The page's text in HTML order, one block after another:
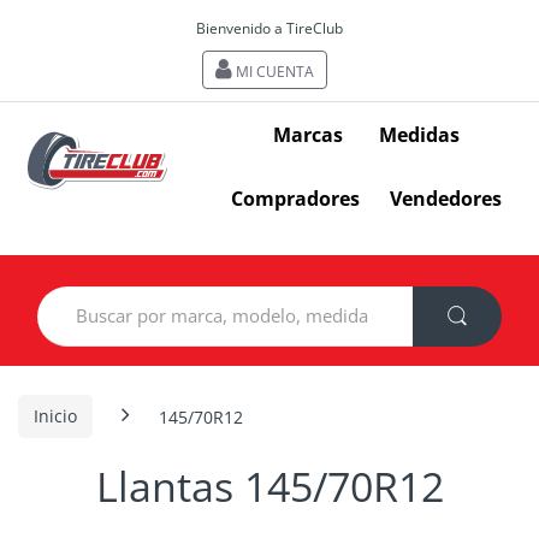
Bienvenido a TireClub
MI CUENTA
Marcas Medidas
Compradores Vendedores
Search
for:
Inicio 145/70R12
Llantas 145/70R12